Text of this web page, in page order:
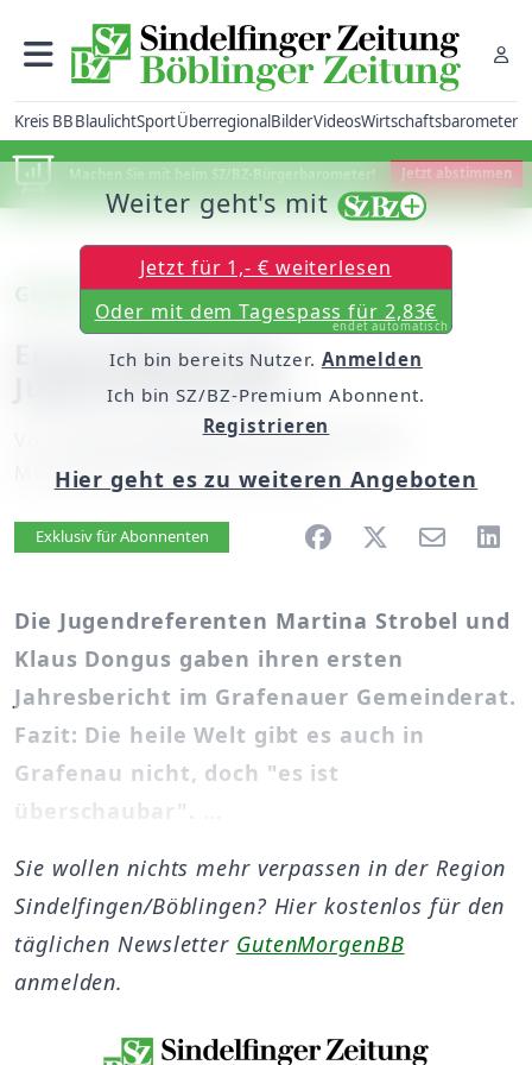
Kreis BBBlaulichtSportÜberregionalBilderVideosWirtschaftsbarometer
Machen Sie mit beim SZ/BZ-Bürgerbarometer! Jetzt abstimmen
Grafenau: Jugendarbeit
Erster Bericht der
Jugendreferenten
unserem Mitarbeiter Heinz Richter
Montag, 04. Mai 2009, 00:00 Uhr
Artikel vorlesen
Exklusiv für Abonnenten
Die Jugendreferenten Martina Strobel und
Klaus Dongus gaben ihren ersten
Jahresbericht im Grafenauer Gemeinderat.
Fazit: Die heile Welt gibt es auch in
Grafenau nicht, doch "es ist
überschaubar".
Weiter geht's mit
Jetzt für 1,- € weiterlesen
Oder mit dem Tagespass für 2,83€
endet automatisch
Ich bin bereits Nutzer. Anmelden
Ich bin SZ/BZ-Premium Abonnent.
Registrieren
Hier geht es zu weiteren Angeboten
Sie wollen nichts mehr verpassen in der Region
Sindelfingen/Böblingen? Hier kostenlos für den
täglichen Newsletter GutenMorgenBB
anmelden.